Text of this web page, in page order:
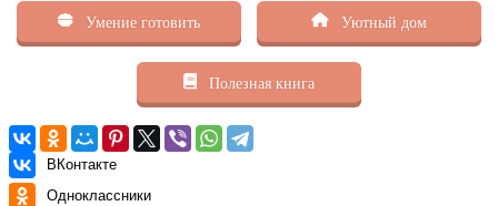
Умение готовить Уютный дом
Полезная книга
ВКонтакте
Одноклассники